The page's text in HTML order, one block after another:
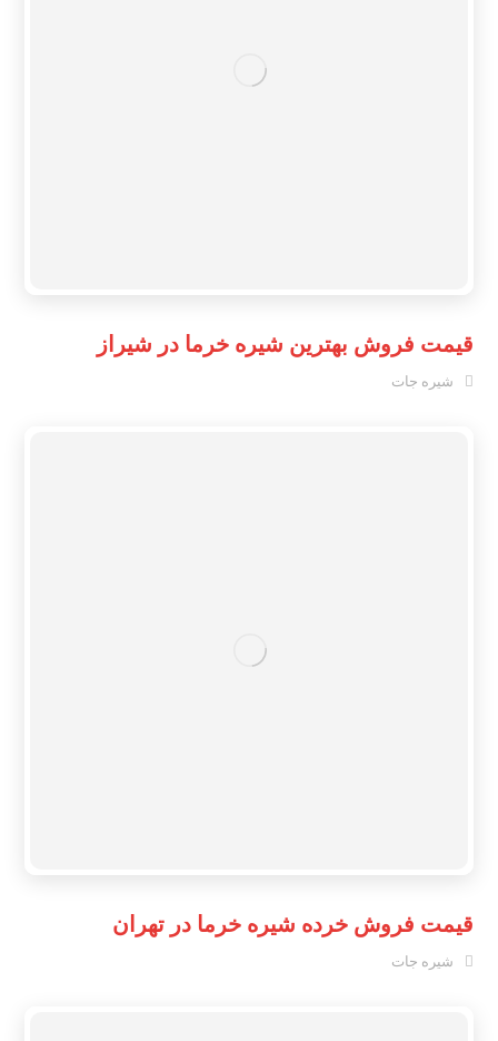
قیمت فروش بهترین شیره خرما در شیراز
شیره جات
قیمت فروش خرده شیره خرما در تهران
شیره جات